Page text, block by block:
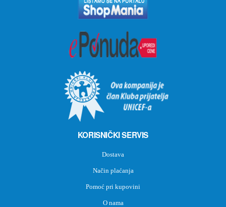
KORISNIČKI SERVIS
Dostava
Način plaćanja
Pomoć pri kupovini
O nama